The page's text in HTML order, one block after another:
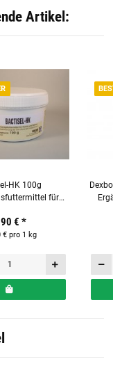
Artikel:
HK 100g
für
€ *
€ pro 1 kg